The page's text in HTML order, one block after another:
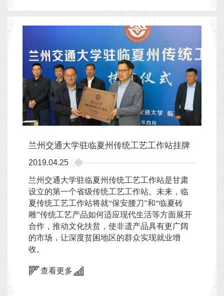
兰州交通大学驻临夏州传统工艺工作站挂牌
2019.04.25
兰州交通大学驻临夏州传统工艺工作站是甘肃
设立的第一个省级传统工艺工作站。未来，临
夏传统工艺工作站将就“保安腰刀”和“临夏砖
雕”传统工艺产品如何适应现代生活等方面展开
合作，推动文化扶贫，使非遗产品具有更广阔
的市场，让深度贫困地区的群众实现就业增
收。
查看更多